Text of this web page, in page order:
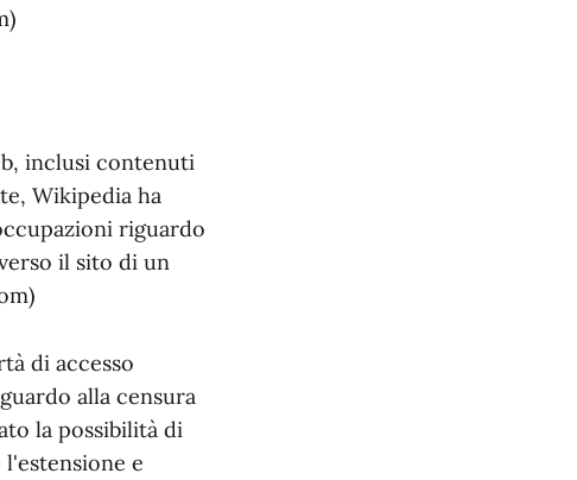
inclusi contenuti
Wikipedia ha
riguardo
il sito di un
di accesso
alla censura
la possibilità di
e